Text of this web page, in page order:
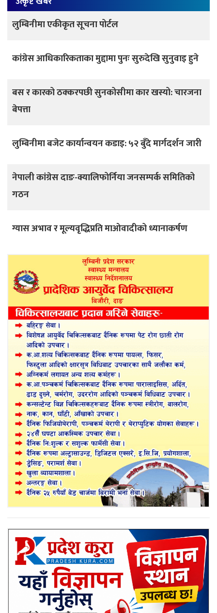
लुम्बिनीमा एकीकृत सूचना पोर्टल
कांग्रेस आधिकारिकताका मुद्दामा पुनः सुरुदेखि सुनुवाइ हुने
बस र कारको ठक्करपछी सुनकोसीमा कार खस्यो: चारजना
बेपत्ता
लुम्बिनीमा बजेट कार्यान्वयन कडाइ: ५२ बुँदे मार्गदर्शन जारी
नेपाली कांग्रेस दाङ-क्यालिफोर्निया जनसम्पर्क समितिको
गठन
ग्यास अभाव र मूल्यवृद्धिप्रति माओवादीको ध्यानाकर्षण